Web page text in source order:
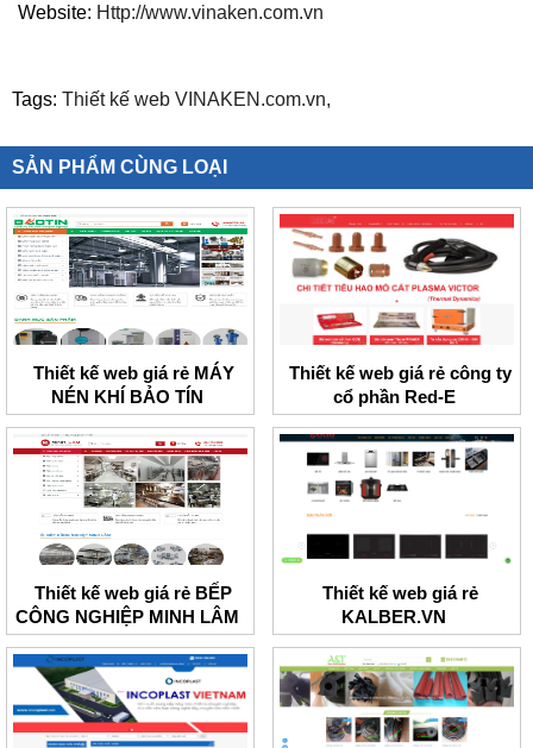
Website: Http://www.vinaken.com.vn
Tags: Thiết kế web VINAKEN.com.vn,
SẢN PHẨM CÙNG LOẠI
Thiết kế web giá rẻ MÁY
NÉN KHÍ BẢO TÍN
Thiết kế web giá rẻ công ty
cổ phần Red-E
Thiết kế web giá rẻ BẾP
CÔNG NGHIỆP MINH LÂM
Thiết kế web giá rẻ
KALBER.VN